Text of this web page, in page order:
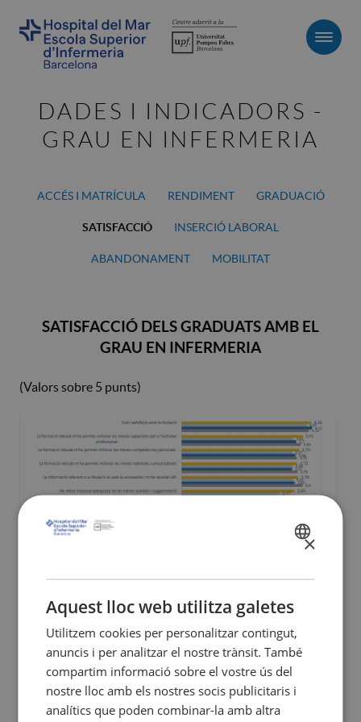
DADES I INDICADORS -
GRAU EN INFERMERIA
ACCÉS I MATRÍCULA RENDIMENT GRADUACIÓ
SATISFACCIÓ INSERCIÓ LABORAL
ABANDONAMENT MOBILITAT
SATISFACCIÓ DELS GRADUATS AMB EL
GRAU EN INFERMERIA
(Valors sobre 5 punts)
SPANISH
×
Aquest lloc web utilitza galetes
Utilitzem cookies per personalitzar contingut,
anuncis i per analitzar el nostre trànsit. També
compartim informació sobre el vostre ús del
nostre lloc amb els nostres socis publicitaris i
analítics que poden combinar-la amb altra